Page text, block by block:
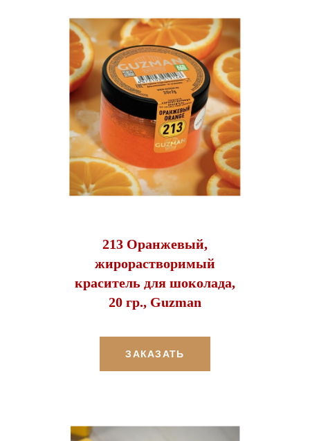
213 Оранжевый,
жирорастворимый
краситель для шоколада,
20 гр., Guzman
ЗАКАЗАТЬ